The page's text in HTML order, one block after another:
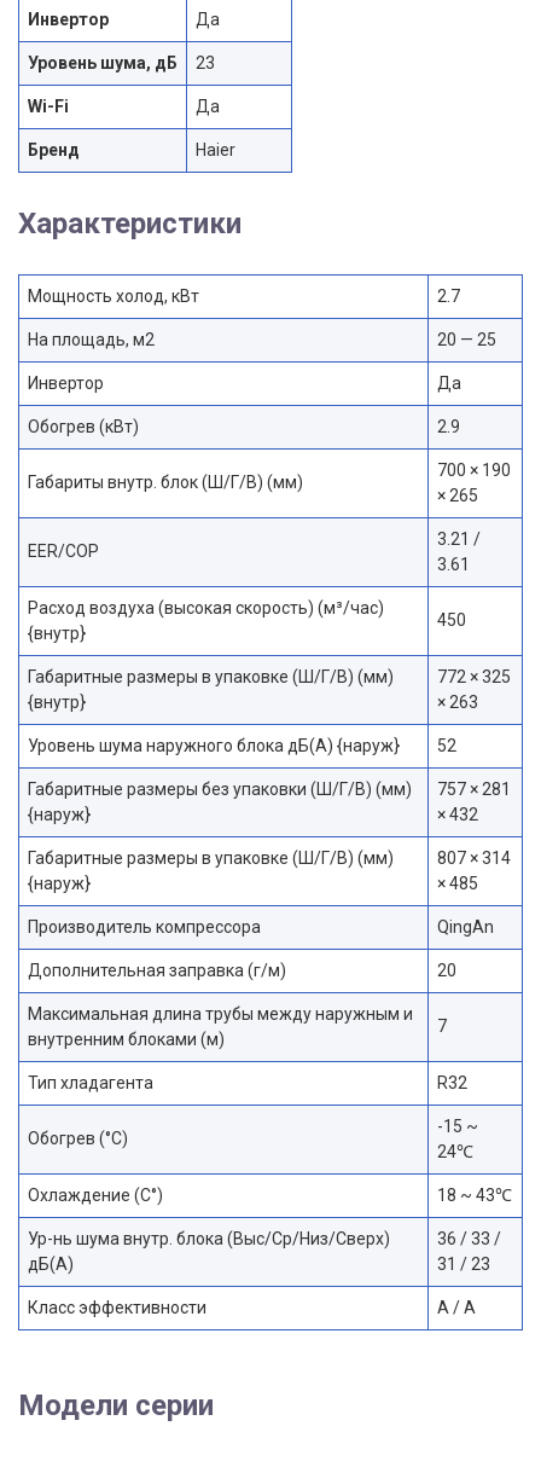
Инвертор Да
Уровень шума, дБ 23
Wi-Fi Да
Бренд Haier
Характеристики
Мощность холод, кВт 2.7
На площадь, м2 20 — 25
Инвертор Да
Обогрев (кВт) 2.9
Габариты внутр. блок (Ш/Г/В) (мм)
700 × 190
× 265
EER/COP
3.21 /
3.61
Расход воздуха (высокая скорость) (м³/час)
{внутр}
450
Габаритные размеры в упаковке (Ш/Г/В) (мм)
{внутр}
772 × 325
× 263
Уровень шума наружного блока дБ(А) {наруж} 52
Габаритные размеры без упаковки (Ш/Г/В) (мм)
{наруж}
757 × 281
× 432
Габаритные размеры в упаковке (Ш/Г/В) (мм)
{наруж}
807 × 314
× 485
Производитель компрессора QingAn
Дополнительная заправка (г/м) 20
Максимальная длина трубы между наружным и
внутренним блоками (м)
7
Тип хладагента R32
Обогрев (°С)
-15 ~
24℃
Охлаждение (С°) 18 ~ 43℃
Ур-нь шума внутр. блока (Выс/Ср/Низ/Сверх)
дБ(А)
36 / 33 /
31 / 23
Класс эффективности A / A
Модели серии